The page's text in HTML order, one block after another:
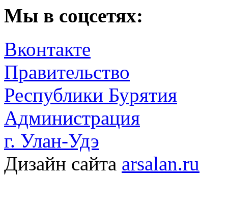
Мы в соцсетях:
Вконтакте
Правительство
Республики Бурятия
Администрация
г. Улан-Удэ
Дизайн сайта arsalan.ru